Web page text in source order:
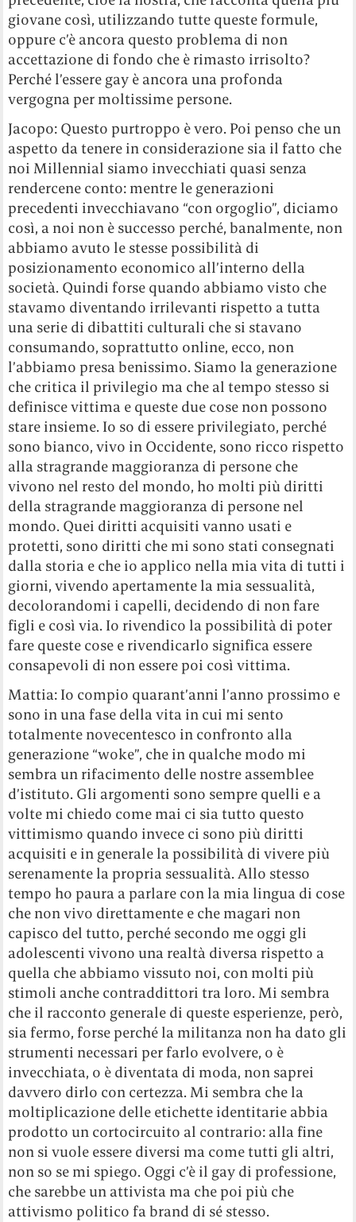
giovane così, utilizzando tutte queste formule,
oppure c’è ancora questo problema di non
accettazione di fondo che è rimasto irrisolto?
Perché l’essere gay è ancora una profonda
vergogna per moltissime persone.
Jacopo: Questo purtroppo è vero. Poi penso che un
aspetto da tenere in considerazione sia il fatto che
noi Millennial siamo invecchiati quasi senza
rendercene conto: mentre le generazioni
precedenti invecchiavano “con orgoglio”, diciamo
così, a noi non è successo perché, banalmente, non
abbiamo avuto le stesse possibilità di
posizionamento economico all’interno della
società. Quindi forse quando abbiamo visto che
stavamo diventando irrilevanti rispetto a tutta
una serie di dibattiti culturali che si stavano
consumando, soprattutto online, ecco, non
l’abbiamo presa benissimo. Siamo la generazione
che critica il privilegio ma che al tempo stesso si
definisce vittima e queste due cose non possono
stare insieme. Io so di essere privilegiato, perché
sono bianco, vivo in Occidente, sono ricco rispetto
alla stragrande maggioranza di persone che
vivono nel resto del mondo, ho molti più diritti
della stragrande maggioranza di persone nel
mondo. Quei diritti acquisiti vanno usati e
protetti, sono diritti che mi sono stati consegnati
dalla storia e che io applico nella mia vita di tutti i
giorni, vivendo apertamente la mia sessualità,
decolorandomi i capelli, decidendo di non fare
figli e così via. Io rivendico la possibilità di poter
fare queste cose e rivendicarlo significa essere
consapevoli di non essere poi così vittima.
Mattia: Io compio quarant’anni l’anno prossimo e
sono in una fase della vita in cui mi sento
totalmente novecentesco in confronto alla
generazione “woke”, che in qualche modo mi
sembra un rifacimento delle nostre assemblee
d’istituto. Gli argomenti sono sempre quelli e a
volte mi chiedo come mai ci sia tutto questo
vittimismo quando invece ci sono più diritti
acquisiti e in generale la possibilità di vivere più
serenamente la propria sessualità. Allo stesso
tempo ho paura a parlare con la mia lingua di cose
che non vivo direttamente e che magari non
capisco del tutto, perché secondo me oggi gli
adolescenti vivono una realtà diversa rispetto a
quella che abbiamo vissuto noi, con molti più
stimoli anche contraddittori tra loro. Mi sembra
che il racconto generale di queste esperienze, però,
sia fermo, forse perché la militanza non ha dato gli
strumenti necessari per farlo evolvere, o è
invecchiata, o è diventata di moda, non saprei
davvero dirlo con certezza. Mi sembra che la
moltiplicazione delle etichette identitarie abbia
prodotto un cortocircuito al contrario: alla fine
non si vuole essere diversi ma come tutti gli altri,
non so se mi spiego. Oggi c’è il gay di professione,
che sarebbe un attivista ma che poi più che
attivismo politico fa brand di sé stesso.